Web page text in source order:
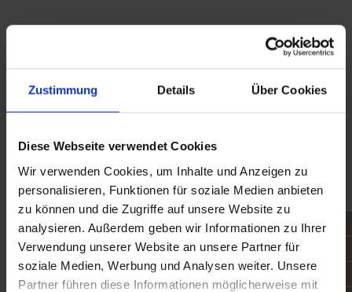
Zustimmung Details Über Cookies
Diese Webseite verwendet Cookies
Wir verwenden Cookies, um Inhalte und Anzeigen zu
personalisieren, Funktionen für soziale Medien anbieten
zu können und die Zugriffe auf unsere Website zu
analysieren. Außerdem geben wir Informationen zu Ihrer
Verwendung unserer Website an unsere Partner für
soziale Medien, Werbung und Analysen weiter. Unsere
Partner führen diese Informationen möglicherweise mit